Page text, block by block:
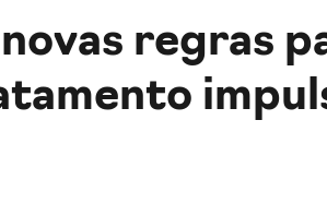
regras